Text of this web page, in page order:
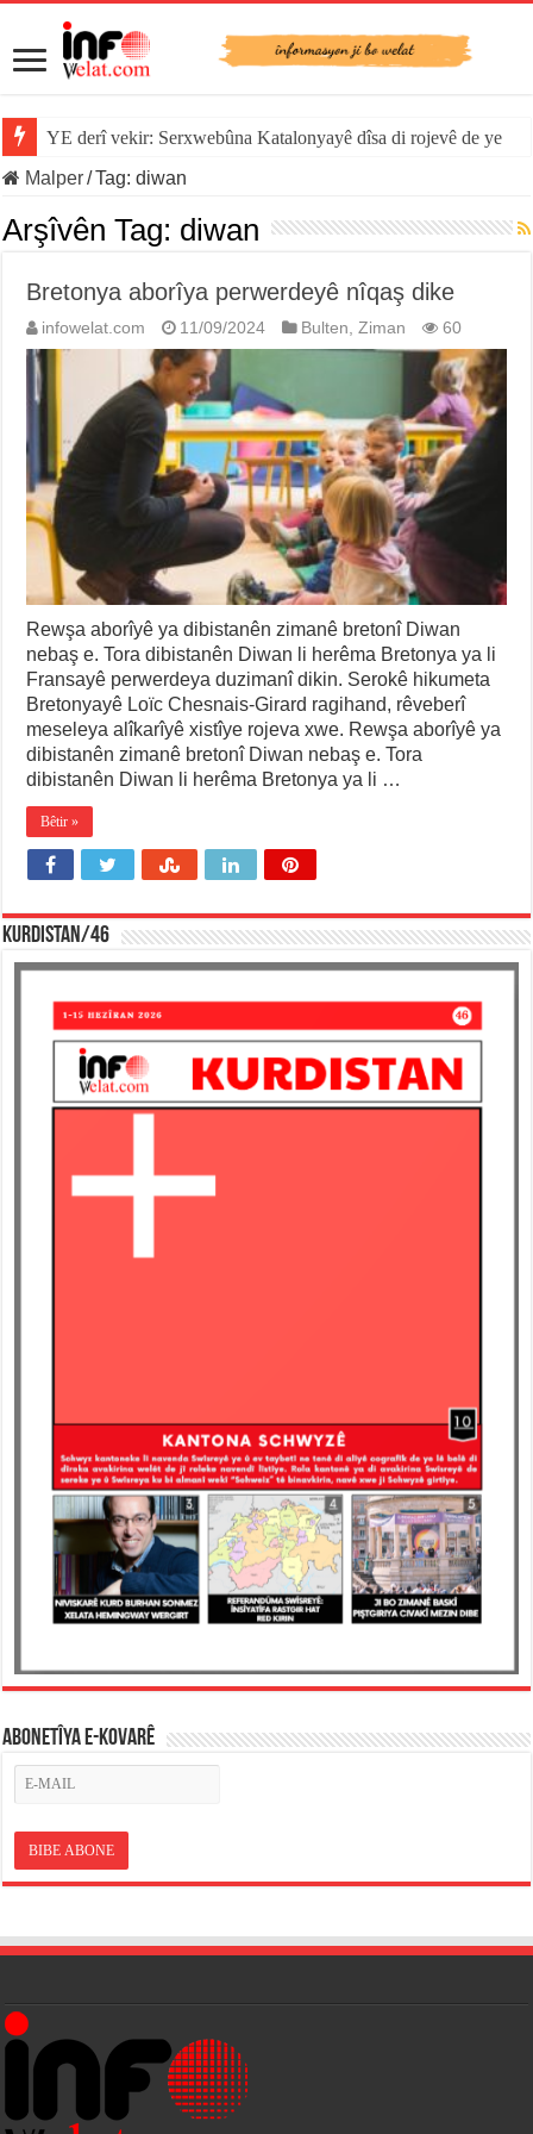
YE derî vekir: Serxwebûna Katalonyayê dîsa di rojevê de ye
Malper/Tag:diwan
Arşîvên Tag: diwan
Bretonya aborîya perwerdeyê nîqaş dike
infowelat.com 11/09/2024 Bulten,Ziman 60
Rewşa aborîyê ya dibistanên zimanê bretonî Diwan
nebaş e. Tora dibistanên Diwan li herêma Bretonya ya li
Fransayê perwerdeya duzimanî dikin. Serokê hikumeta
Bretonyayê Loïc Chesnais-Girard ragihand, rêveberî
meseleya alîkarîyê xistîye rojeva xwe. Rewşa aborîyê ya
dibistanên zimanê bretonî Diwan nebaş e. Tora
dibistanên Diwan li herêma Bretonya ya li …
Bêtir »
KURDISTAN/46
ABONETÎYA E-KOVARÊ